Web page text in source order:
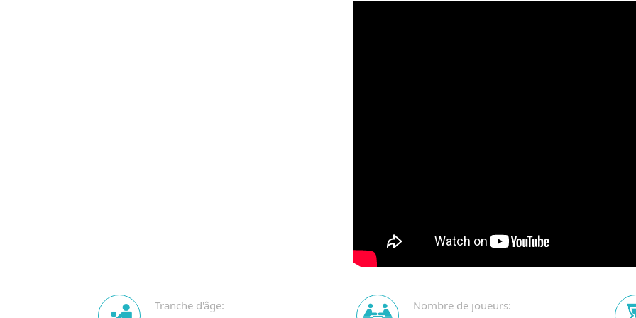
Tranche d'âge: Nombre de joueurs: